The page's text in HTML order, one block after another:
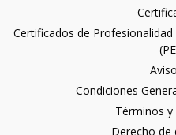
Certificados de
Condiciones
Términos y
Derecho de